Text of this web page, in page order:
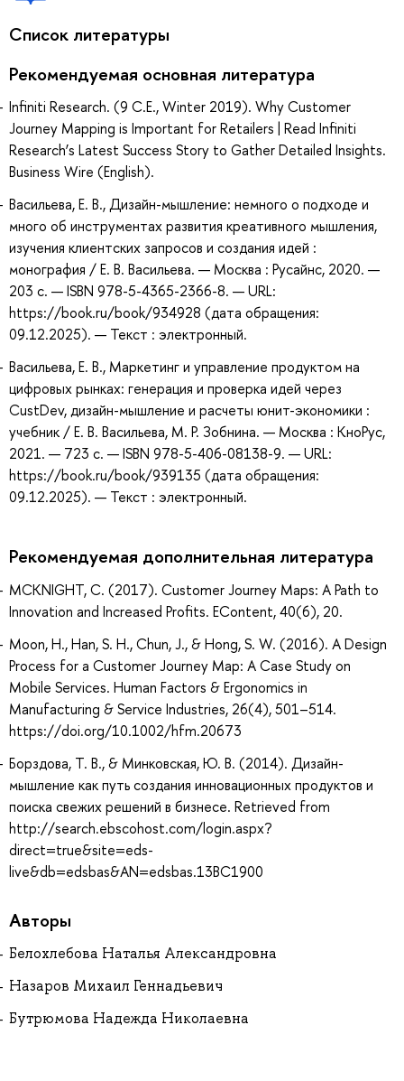
Список литературы
Рекомендуемая основная литература
Infiniti Research. (9 C.E., Winter 2019). Why Customer
Journey Mapping is Important for Retailers | Read Infiniti
Research’s Latest Success Story to Gather Detailed Insights.
Business Wire (English).
Васильева, Е. В., Дизайн-мышление: немного о подходе и
много об инструментах развития креативного мышления,
изучения клиентских запросов и создания идей :
монография / Е. В. Васильева. — Москва : Русайнс, 2020. —
203 с. — ISBN 978-5-4365-2366-8. — URL:
https://book.ru/book/934928 (дата обращения:
09.12.2025). — Текст : электронный.
Васильева, Е. В., Маркетинг и управление продуктом на
цифровых рынках: генерация и проверка идей через
CustDev, дизайн-мышление и расчеты юнит-экономики :
учебник / Е. В. Васильева, М. Р. Зобнина. — Москва : КноРус,
2021. — 723 с. — ISBN 978-5-406-08138-9. — URL:
https://book.ru/book/939135 (дата обращения:
09.12.2025). — Текст : электронный.
Рекомендуемая дополнительная литература
MCKNIGHT, C. (2017). Customer Journey Maps: A Path to
Innovation and Increased Profits. EContent, 40(6), 20.
Moon, H., Han, S. H., Chun, J., & Hong, S. W. (2016). A Design
Process for a Customer Journey Map: A Case Study on
Mobile Services. Human Factors & Ergonomics in
Manufacturing & Service Industries, 26(4), 501–514.
https://doi.org/10.1002/hfm.20673
Борздова, Т. В., & Минковская, Ю. В. (2014). Дизайн-
мышление как путь создания инновационных продуктов и
поиска свежих решений в бизнесе. Retrieved from
http://search.ebscohost.com/login.aspx?
direct=true&site=eds-
live&db=edsbas&AN=edsbas.13BC1900
Авторы
Белохлебова Наталья Александровна
Назаров Михаил Геннадьевич
Бутрюмова Надежда Николаевна